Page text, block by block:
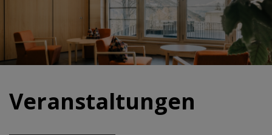
Veranstaltungen